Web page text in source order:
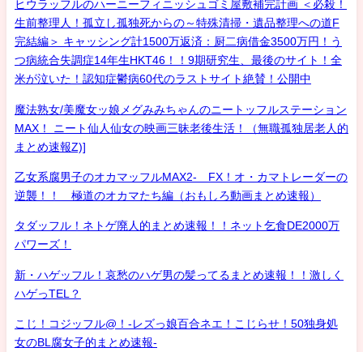
ヒウラッフルのハーニーフィニッシュゴミ屋敷補完計画 ＜必殺！
生前整理人！孤立し孤独死からの～特殊清掃・遺品整理への道F
完結編＞ キャッシング計1500万返済：厨二病借金3500万円！う
つ病統合失調症14年生HKT46！！9期研究生、最後のサイト！全
米が泣いた！認知症鬱病60代のラストサイト絶賛！公開中
魔法熟女/美魔女ッ娘メグみみちゃんのニートッフルステーション
MAX！ ニート仙人仙女の映画三昧老後生活！（無職孤独居老人的
まとめ速報Z)]
乙女系腐男子のオカマッフルMAX2- FX！オ・カマトレーダーの
逆襲！！ 極道のオカマたち編（おもしろ動画まとめ速報）
タダッフル！ネトゲ廃人的まとめ速報！！ネット乞食DE2000万
パワーズ！
新・ハゲッフル！哀愁のハゲ男の髪ってるまとめ速報！！激しく
ハゲっTEL？
こじ！コジッフル@！-レズっ娘百合ネエ！こじらせ！50独身処
女のBL腐女子的まとめ速報-